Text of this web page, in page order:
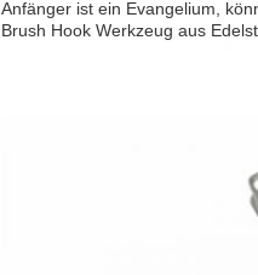
Anfänger ist ein Evangelium,
Brush Hook Werkzeug aus